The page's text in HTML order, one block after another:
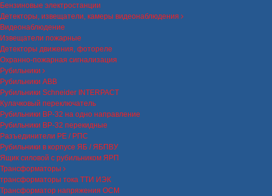
Бензиновые электростанции
Детекторы, извещатели, камеры видеонаблюдения
Видеонаблюдение
Извещатели пожарные
Детекторы движения, фотореле
Охранно-пожарная сигнализация
Рубильники
Рубильники ABB
Рубильники Schneider INTERPACT
Кулачковый переключатель
Рубильники ВР-32 на одно направление
Рубильники ВР-32 перекидные
Разъединители РЕ / РПС
Рубильники в корпусе ЯБ / ЯБПВУ
Ящик силовой с рубильником ЯРП
Трансформаторы
трансформаторы тока ТТИ ИЭК
Трансформатор напряжения ОСМ